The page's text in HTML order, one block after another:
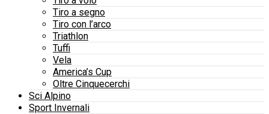
Tiro a segno
Tiro con l’arco
Triathlon
Tuffi
Vela
America’s Cup
Oltre Cinquecerchi
Sci Alpino
Sport Invernali